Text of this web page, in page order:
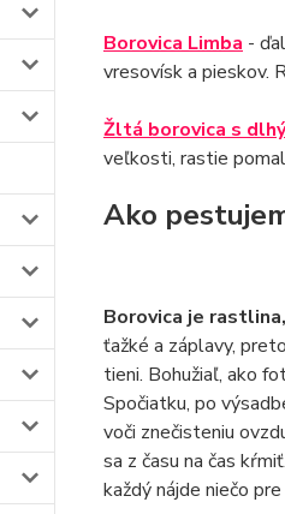
Borovica Limba -
vresovísk a pieskov.
Žltá borovica s
veľkosti, rastie
Ako
Borovica je
ťažké a záplavy,
tieni. Bohužiaľ, ako
Spočiatku, po
voči znečisteniu
sa z času na čas
každý nájde niečo